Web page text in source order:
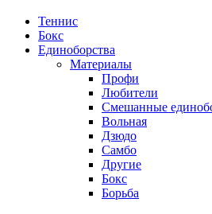
Теннис
Бокс
Единоборства
Материалы
Профи
Любители
Смешанные
Вольная
Дзюдо
Самбо
Другие
Бокс
Борьба